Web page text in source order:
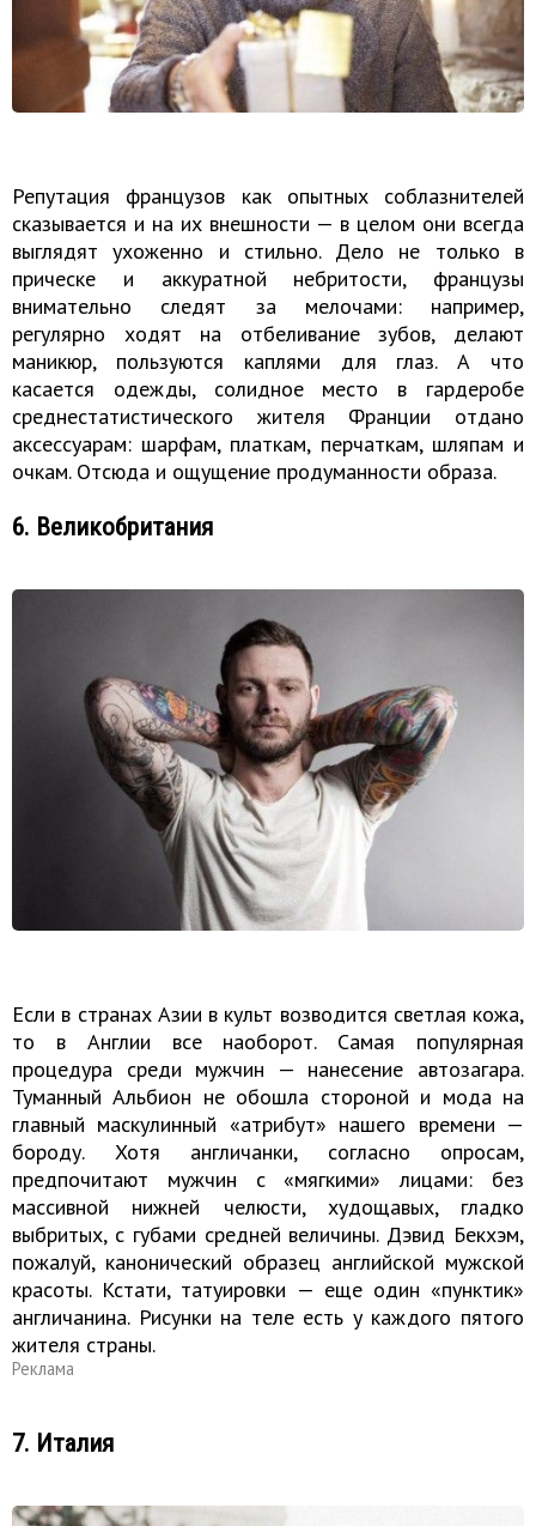
Репутация французов как опытных соблазнителей
сказывается и на их внешности — в целом они всегда
выглядят ухоженно и стильно. Дело не только в
прическе и аккуратной небритости, французы
внимательно следят за мелочами: например,
регулярно ходят на отбеливание зубов, делают
маникюр, пользуются каплями для глаз. А что
касается одежды, солидное место в гардеробе
среднестатистического жителя Франции отдано
аксессуарам: шарфам, платкам, перчаткам, шляпам и
очкам. Отсюда и ощущение продуманности образа.
6. Великобритания
Если в странах Азии в культ возводится светлая кожа,
то в Англии все наоборот. Самая популярная
процедура среди мужчин — нанесение автозагара.
Туманный Альбион не обошла стороной и мода на
главный маскулинный «атрибут» нашего времени —
бороду. Хотя англичанки, согласно опросам,
предпочитают мужчин с «мягкими» лицами: без
массивной нижней челюсти, худощавых, гладко
выбритых, с губами средней величины. Дэвид Бекхэм,
пожалуй, канонический образец английской мужской
красоты. Кстати, татуировки — еще один «пунктик»
англичанина. Рисунки на теле есть у каждого пятого
жителя страны.
Реклама
7. Италия